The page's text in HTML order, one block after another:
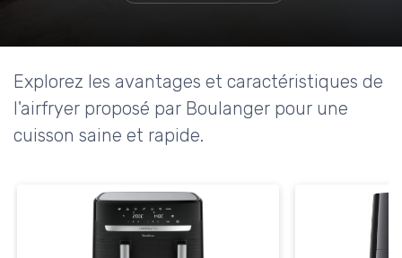
Explorez les avantages et caractéristiques de
l'airfryer proposé par Boulanger pour une
cuisson saine et rapide.